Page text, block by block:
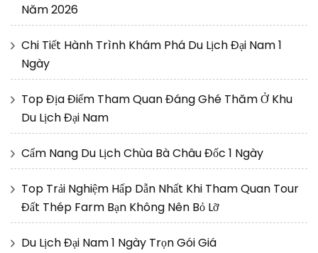
Năm 2026
Chi Tiết Hành Trình Khám Phá Du Lịch Đại Nam 1
Ngày
Top Địa Điểm Tham Quan Đáng Ghé Thăm Ở Khu
Du Lịch Đại Nam
Cẩm Nang Du Lịch Chùa Bà Châu Đốc 1 Ngày
Top Trải Nghiệm Hấp Dẫn Nhất Khi Tham Quan Tour
Đất Thép Farm Bạn Không Nên Bỏ Lỡ
Du Lịch Đại Nam 1 Ngày Trọn Gói Giá